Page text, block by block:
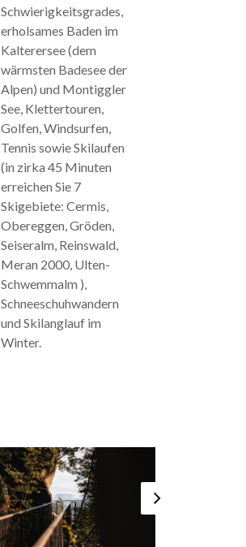
Schwierigkeitsgrades,
erholsames Baden im
Kalterersee (dem
wärmsten Badesee der
Alpen) und Montiggler
See, Klettertouren,
Golfen, Windsurfen,
Tennis sowie Skilaufen
(in zirka 45 Minuten
erreichen Sie 7
Skigebiete: Cermis,
Obereggen, Gröden,
Seiseralm, Reinswald,
Meran 2000, Ulten-
Schwemmalm ),
Schneeschuhwandern
und Skilanglauf im
Winter.